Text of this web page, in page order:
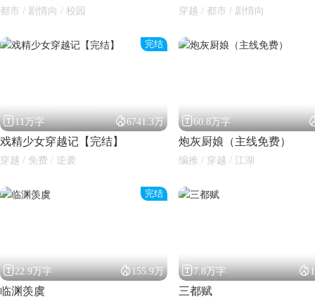
都市 / 剧情向 / 校园 穿越 / 都市 / 剧情向
完结
11万字 6741.3万
戏精少女穿越记【完结】
穿越 / 免费 / 逆袭
60.8万字
炮灰厨娘（主线免费）
编推 / 穿越 / 江湖
完结
22.9万字 155.9万
临渊羡虞
7.8万字 
三都赋